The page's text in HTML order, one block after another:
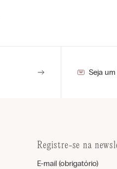
Seja
Registre-se na